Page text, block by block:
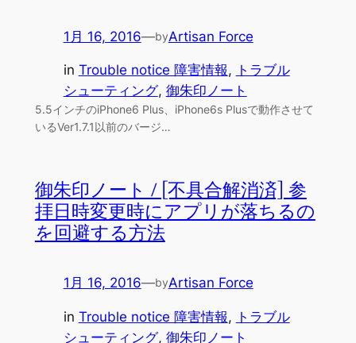
1月 16, 2016—byArtisan Force
in Trouble notice 障害情報, トラブル
シューティング, 御朱印ノート
5.5インチのiPhone6 Plus、iPhone6s Plusで動作させて
いるVer1.7.1以前のバージ…
御朱印ノート / [不具合解消済] 参
拝日時変更時にアプリが落ちるの
を回避する方法
1月 16, 2016—byArtisan Force
in Trouble notice 障害情報, トラブル
シューティング, 御朱印ノート